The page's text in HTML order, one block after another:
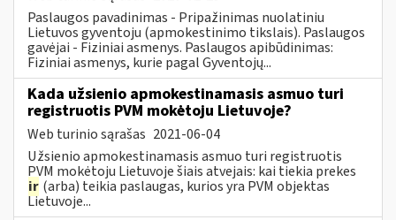
Paslaugos pavadinimas - Pripažinimas nuolatiniu
Lietuvos gyventoju (apmokestinimo tikslais). Paslaugos
gavėjai - Fiziniai asmenys. Paslaugos apibūdinimas:
Fiziniai asmenys, kurie pagal Gyventojų...
Kada užsienio apmokestinamasis asmuo turi
registruotis PVM mokėtoju Lietuvoje?
Web turinio sąrašas 2021-06-04
Užsienio apmokestinamasis asmuo turi registruotis
PVM mokėtoju Lietuvoje šiais atvejais: kai tiekia prekes
ir (arba) teikia paslaugas, kurios yra PVM objektas
Lietuvoje...